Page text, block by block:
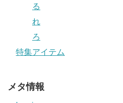
る
れ
ろ
特集アイテム
メタ情報